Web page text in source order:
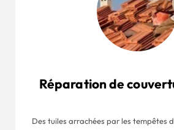
Réparation de
Des tuiles arrachées par les tempêtes